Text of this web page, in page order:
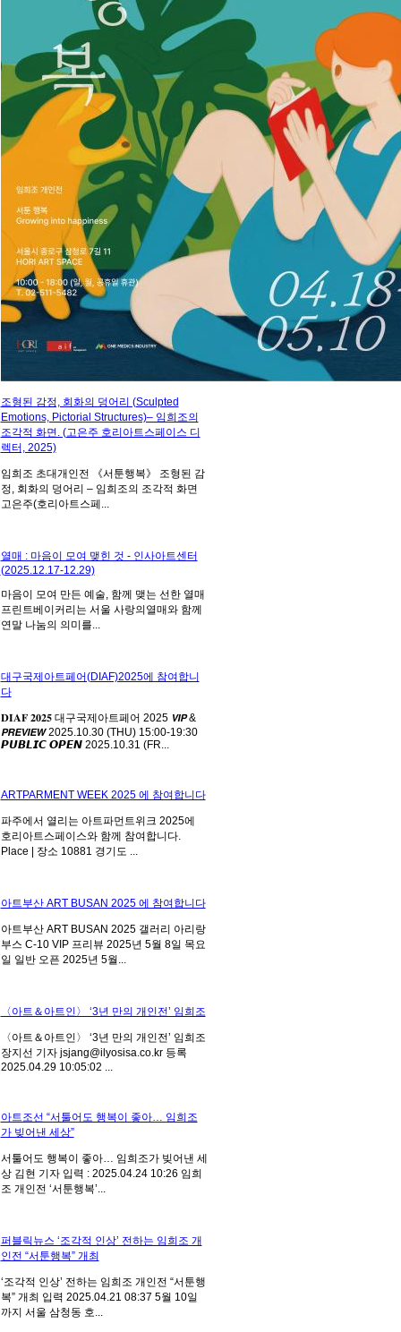
조형된 감정, 회화의 덩어리 (Sculpted
Emotions, Pictorial Structures)– 임희조의
조각적 화면. (고은주 호리아트스페이스 디
렉터, 2025)
임희조 초대개인전 《서툰행복》 조형된 감
정, 회화의 덩어리 – 임희조의 조각적 화면
고은주(호리아트스페...
열매 : 마음이 모여 맺힌 것 - 인사아트센터
(2025.12.17-12.29)
마음이 모여 만든 예술, 함께 맺는 선한 열매
프린트베이커리는 서울 사랑의열매와 함께
연말 나눔의 의미를...
대구국제아트페어(DIAF)2025에 참여합니
다
𝐃𝐈𝐀𝐅 𝟐𝟎𝟐𝟓 대구국제아트페어 2025 𝙑𝙄𝙋 &
𝙋𝙍𝙀𝙑𝙄𝙀𝙒 2025.10.30 (THU) 15:00-19:30
𝙋𝙐𝘽𝙇𝙄𝘾 𝙊𝙋𝙀𝙉 2025.10.31 (FR...
ARTPARMENT WEEK 2025 에 참여합니다
파주에서 열리는 아트파먼트위크 2025에
호리아트스페이스와 함께 참여합니다.
Place | 장소 10881 경기도 ...
아트부산 ART BUSAN 2025 에 참여합니다
아트부산 ART BUSAN 2025 갤러리 아리랑
부스 C-10 VIP 프리뷰 2025년 5월 8일 목요
일 일반 오픈 2025년 5월...
〈아트＆아트인〉 ‘3년 만의 개인전’ 임희조
〈아트＆아트인〉 ‘3년 만의 개인전’ 임희조
장지선 기자 jsjang@ilyosisa.co.kr 등록
2025.04.29 10:05:02 ...
아트조선 “서툴어도 행복이 좋아… 임희조
가 빚어낸 세상”
서툴어도 행복이 좋아… 임희조가 빚어낸 세
상 김현 기자 입력 : 2025.04.24 10:26 임희
조 개인전 ‘서툰행복’...
퍼블릭뉴스 ‘조각적 인상’ 전하는 임희조 개
인전 “서툰행복” 개최
‘조각적 인상’ 전하는 임희조 개인전 “서툰행
복” 개최 입력 2025.04.21 08:37 5월 10일
까지 서울 삼청동 호...